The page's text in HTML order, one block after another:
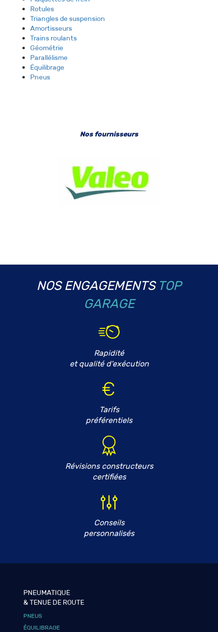
Rotules
Triangles de suspension
Amortisseurs
Trains roulants
Géométrie
Parallélisme
Équilibrage
Pneus
Nos fournisseurs
NOS ENGAGEMENTS TOP
GARAGE
Rapidité
et qualité d'exécution
Tarifs
préférentiels
Révisions constructeurs
certifiées
Conseils
personnalisés
PNEUMATIQUE
& TENUE DE ROUTE
PNEUS
ÉQUILIBRAGE